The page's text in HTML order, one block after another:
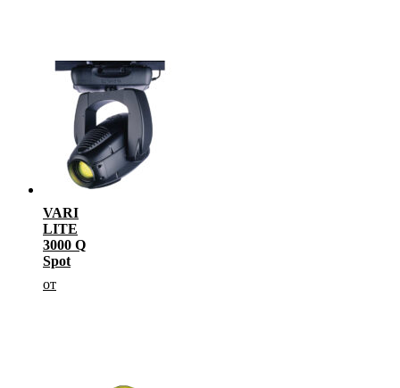
VARI
LITE
3000 Q
Spot
от